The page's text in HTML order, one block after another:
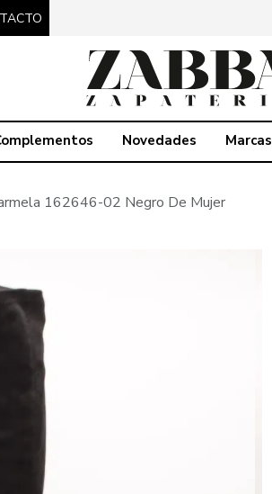
Novedades Marcas
162646-02 Negro De Mujer